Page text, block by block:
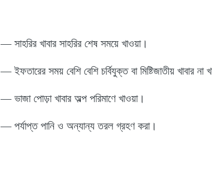
— সাহরির খাবার সাহরির শেষ সময়ে খাওয়া।
— ইফতারের সময় বেশি বেশি চর্বিযুক্ত বা মিষ্টিজাতীয় খাবার না
— ভাজা পোড়া খাবার অল্প পরিমাণে খাওয়া।
— পর্যাপ্ত পানি ও অন্যান্য তরল গ্রহণ করা।